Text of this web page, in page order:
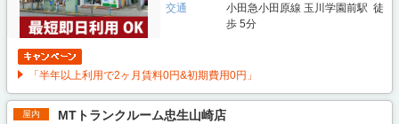
交通
小田急小田原線 玉川学園前駅 徒
歩 5分
「半年以上利用で2ヶ月賃料0円&初期費用0円」
屋内 MTトランクルーム忠生山崎店